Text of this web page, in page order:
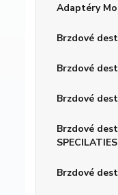
Adaptéry
Brzdové
Brzdové
Brzdové
Brzdové
SPECILATIES
Brzdové